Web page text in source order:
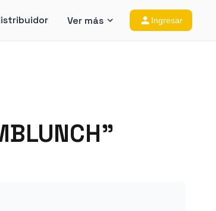
Ver más Ingresar